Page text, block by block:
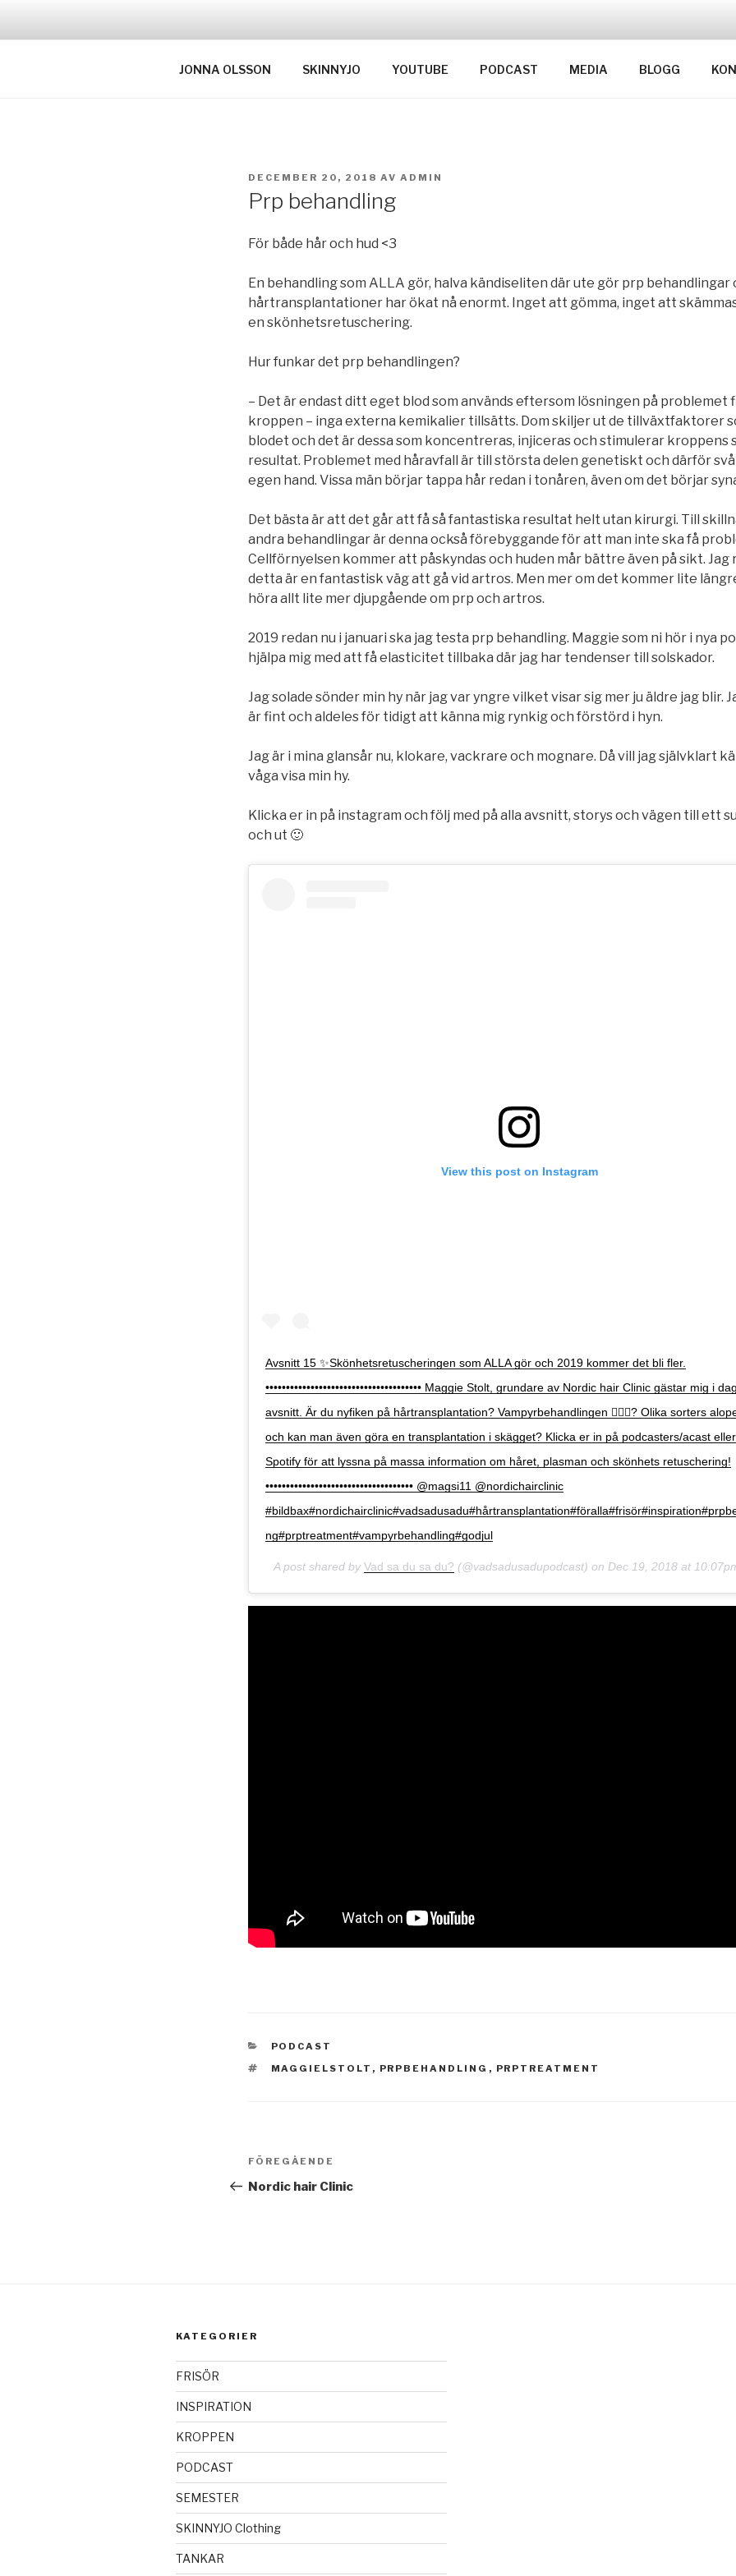
JONNA OLSSON SKINNYJO YOUTUBE PODCAST MEDIA BLOGG
PUBLICERAT
DECEMBER 20, 2018 AV ADMIN
Prp behandling
För både hår och hud <3
En behandling som ALLA gör, halva kändiseliten där ute gör prp behandlingar
hårtransplantationer har ökat nå enormt. Inget att gömma, inget att
en skönhetsretuschering.
Hur funkar det prp behandlingen?
– Det är endast ditt eget blod som används eftersom lösningen på problemet
kroppen – inga externa kemikalier tillsätts. Dom skiljer ut de tillväxtfaktorer
blodet och det är dessa som koncentreras, injiceras och stimulerar kroppens
resultat. Problemet med håravfall är till största delen genetiskt och därför
egen hand. Vissa män börjar tappa hår redan i tonåren, även om det börjar
Det bästa är att det går att få så fantastiska resultat helt utan kirurgi. Till
andra behandlingar är denna också förebyggande för att man inte ska få
Cellförnyelsen kommer att påskyndas och huden mår bättre även på sikt.
detta är en fantastisk väg att gå vid artros. Men mer om det kommer lite
höra allt lite mer djupgående om prp och artros.
2019 redan nu i januari ska jag testa prp behandling. Maggie som ni hör i nya
hjälpa mig med att få elasticitet tillbaka där jag har tendenser till solskador.
Jag solade sönder min hy när jag var yngre vilket visar sig mer ju äldre jag blir.
är fint och aldeles för tidigt att känna mig rynkig och förstörd i hyn.
Jag är i mina glansår nu, klokare, vackrare och mognare. Då vill jag självklart
våga visa min hy.
Klicka er in på instagram och följ med på alla avsnitt, storys och vägen till ett
och ut 🙂
View this post on Instagram
Avsnitt 15 ✨Skönhetsretuscheringen som ALLA gör och 2019 kommer det bli fler.
•••••••••••••••••••••••••••••••••••••• Maggie Stolt, grundare av Nordic hair Clinic gästar mig i
avsnitt. Är du nyfiken på hårtransplantation? Vampyrbehandlingen 🧛🏻‍♂️? Olika sorters
och kan man även göra en transplantation i skägget? Klicka er in på podcasters/acast eller
Spotify för att lyssna på massa information om håret, plasman och skönhets retuschering!
•••••••••••••••••••••••••••••••••••• @magsi11 @nordichairclinic
ng#prptreatment#vampyrbehandling#godjul
A post shared by Vad sa du sa du? (@vadsadusadupodcast) on Dec 19, 2018 at
KATEGORIER
PODCAST
TAGGAR
MAGGIELSTOLT , PRPBEHANDLING , PRPTREATMENT
Inläggsnavigering
Föregående
inlägg
FÖREGÅENDE
Nordic hair Clinic
KATEGORIER
FRISÖR
INSPIRATION
KROPPEN
PODCAST
SEMESTER
SKINNYJO Clothing
TANKAR